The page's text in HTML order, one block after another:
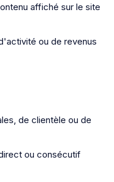
affiché sur le site
ou de revenus
de clientèle ou de
ou consécutif